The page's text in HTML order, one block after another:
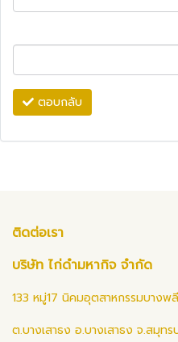
ตอบกลับ
ติดต่อเรา
บริษัท ไก่ดำมหากิจ จำกัด
133 หมู่17 นิคมอุตสาหกรรมบางพลี
ต.บางเสาธง อ.บางเสาธง จ.สมุทร